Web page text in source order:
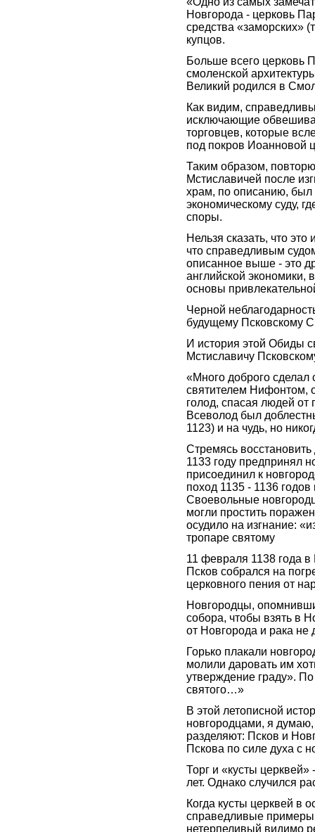
Новгорода - церковь
средства «заморских»
купцов.
Больше всего церковь
смоленской
Великий родился в
Как видим,
исключающие
торговцев, которые
под покров Иоанновой
Таким образом,
Мстиславичей после
храм, по описанию, был
экономическому суду,
споры.
Нельзя сказать, что
что справедливым
описанное выше - это
английской экономики,
основы
Черной
будущему Псковскому
И история этой Обиды
Мстиславичу
«Много доброго сделал
святителем Нифонтом,
голод, спасая людей от
Всеволод был
1123) и на чудь, но
Стремясь
1133 году предпринял
присоединил к
поход 1135 - 1136
Своевольные
могли простить
осудило на изгнание:
тропаре святому
11 февраля 1138 года в
Псков собрался на
церковного пения от
Новгородцы,
собора, чтобы взять в
от Новгорода и рака не
Горько плакали
молили даровать им
утверждение граду».
святого…»
В этой летописной
новгородцами, я думаю,
разделяют: Псков и
Пскова по силе духа с
Торг и «кусты церквей»
лет. Однако случился
Когда кусты церквей в
справедливые примеры
нетерпеливый видимо